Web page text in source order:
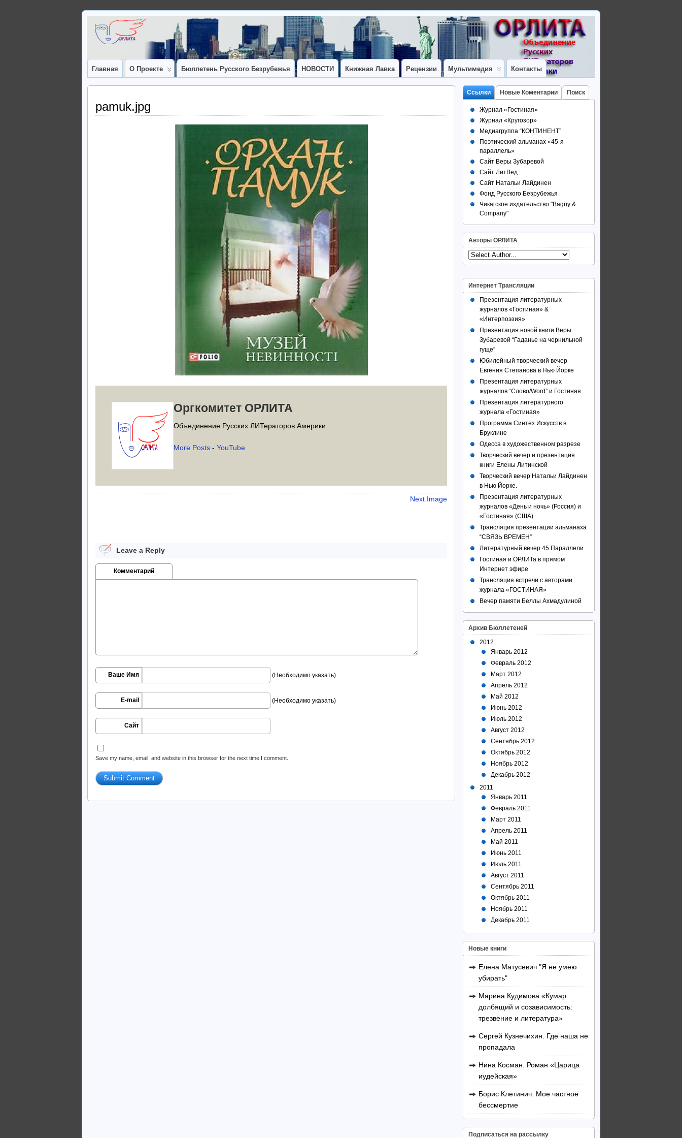
Главная О Проекте Бюллетень Русского Безрубежья НОВОСТИ Книжная Лавка Рецензии Мультимедия Контакты
pamuk.jpg
Оргкомитет ОРЛИТА
Объединение Русских ЛИТераторов Америки.
More Posts - YouTube
Next Image
Leave a Reply
Комментарий
Ваше Имя (Необходимо указать)
E-mail (Необходимо указать)
Сайт
Save my name, email, and website in this browser for the next time I comment.
Ссылки Новые Коментарии Поиск
Журнал «Гостиная»
Журнал «Кругозор»
Медиагруппа “КОНТИНЕНТ”
Поэтический альманах «45-я
параллель»
Сайт Веры Зубаревой
Сайт ЛитВед
Сайт Натальи Лайдинен
Фонд Русского Безрубежья
Чикагское издательство "Bagriy &
Company"
Авторы ОРЛИТА
Интернет Трансляции
Презентация литературных
журналов «Гостиная» &
«Интерпоэзия»
Презентация новой книги Веры
Зубаревой “Гаданье на чернильной
гуще”
Юбилейный творческий вечер
Евгения Степанова в Нью Йорке
Презентация литературных
журналов “Слово/Word” и Гостиная
Презентация литературного
журнала «Гостиная»
Программа Синтез Искусств в
Бруклине
Одесса в художественном разрезе
Творческий вечер и презентация
книги Елены Литинской
Творческий вечер Натальи Лайдинен
в Нью Йорке.
Презентация литературных
журналов «День и ночь» (Россия) и
«Гостиная» (США)
Трансляция презентации альманаха
“СВЯЗЬ ВРЕМЕН”
Литературный вечер 45 Параллели
Гостиная и ОРЛИТа в прямом
Интернет эфире
Трансляция встречи с авторами
журнала «ГОСТИНАЯ»
Вечер памяти Беллы Ахмадулиной
Архив Бюллетеней
2012
Январь 2012
Февраль 2012
Март 2012
Апрель 2012
Май 2012
Июнь 2012
Июль 2012
Август 2012
Сентябрь 2012
Октябрь 2012
Ноябрь 2012
Декабрь 2012
2011
Январь 2011
Февраль 2011
Март 2011
Апрель 2011
Май 2011
Июнь 2011
Июль 2011
Август 2011
Сентябрь 2011
Октябрь 2011
Ноябрь 2011
Декабрь 2011
Новые книги
Елена Матусевич "Я не умею
убирать"
Марина Кудимова «Кумар
долбящий и созависимость:
трезвение и литература»
Сергей Кузнечихин. Где наша не
пропадала
Нина Косман. Роман «Царица
иудейская»
Борис Клетинич. Мое частное
бессмертие
Подписаться на рассылку